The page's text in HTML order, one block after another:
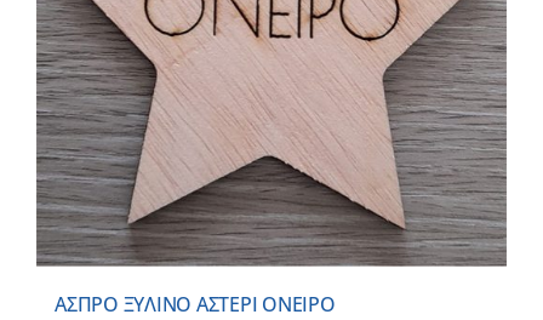
ΑΣΠΡΟ ΞΥΛΙΝΟ ΑΣΤΕΡΙ ΟΝΕΙΡΟ